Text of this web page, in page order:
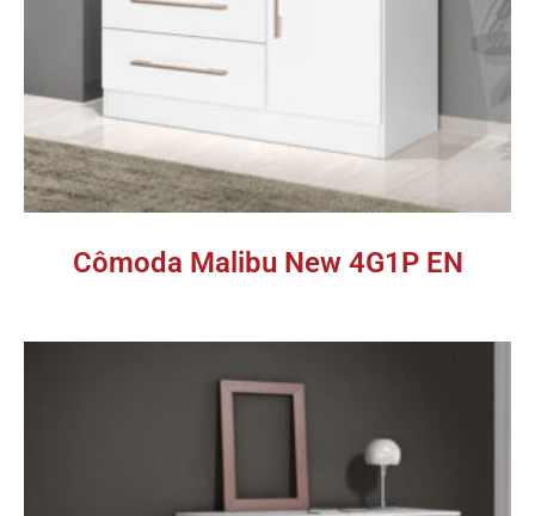
Cômoda Malibu New 4G1P EN